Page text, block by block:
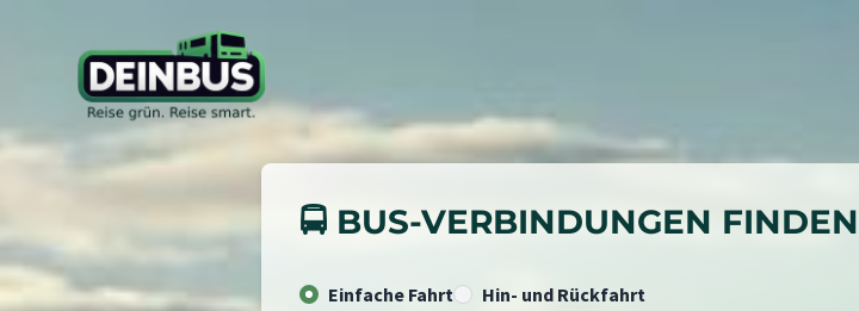
🚍 BUS-VERBINDUNGEN FINDEN
Einfache Fahrt Hin- und Rückfahrt